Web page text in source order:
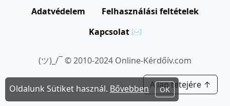
Adatvédelem
Felhasználási feltételek
Kapcsolat ✉
(ツ)_/¯ © 2010-2024 Online-Kérdőív.com
A lap tetejére ↑
Oldalunk Sütiket használ. Bővebben OK